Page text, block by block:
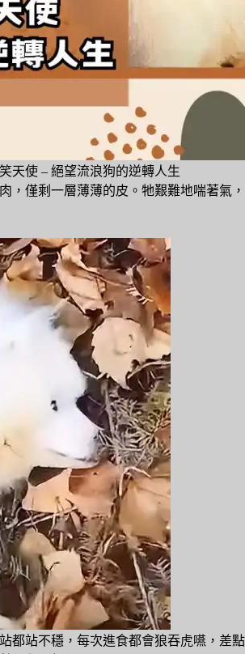
天使 – 絕望流浪狗的逆轉人生
，僅剩一層薄薄的皮。牠艱難地喘著氣
都站不穩，每次進食都會狼吞虎嚥，差